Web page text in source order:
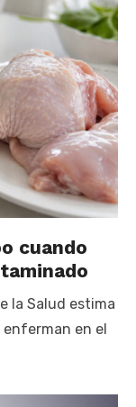
cuando
la Salud estima
enferman en el